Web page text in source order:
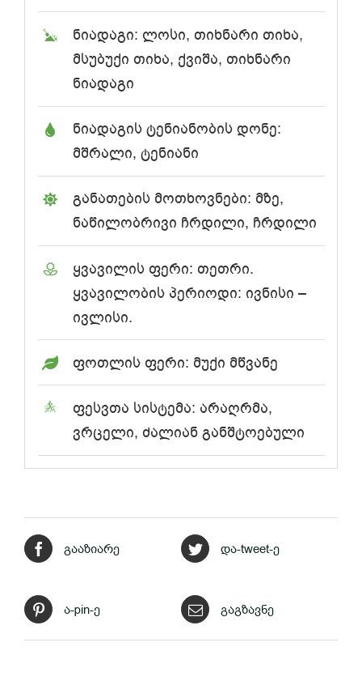
ნიადაგი: ლოსი, თიხნარი თიხა,
მსუბუქი თიხა, ქვიშა, თიხნარი
ნიადაგი
ნიადაგის ტენიანობის დონე:
მშრალი, ტენიანი
განათების მოთხოვნები: მზე,
ნაწილობრივი ჩრდილი, ჩრდილი
ყვავილის ფერი: თეთრი.
ყვავილობის პერიოდი: ივნისი –
ივლისი.
ფოთლის ფერი: მუქი მწვანე
ფესვთა სისტემა: არაღრმა,
ვრცელი, ძალიან განშტოებული
გააზიარე და-tweet-ე
ა-pin-ე გაგზავნე